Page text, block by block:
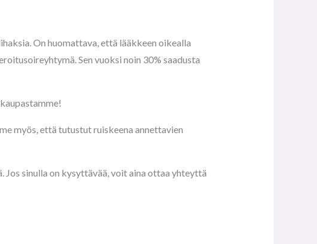
On huomattava, että lääkkeen oikealla
Sen vuoksi noin 30% saadusta
myös, että tutustut ruiskeena annettavien
Jos sinulla on kysyttävää, voit aina ottaa yhteyttä